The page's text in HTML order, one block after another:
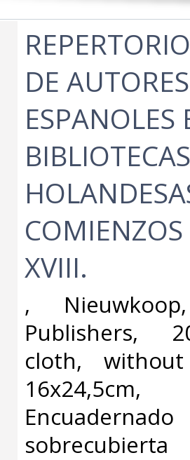
DE AUTORES
ESPANOLES
BIBLIOTECAS
XVIII.‎
‎,
Publishers,
cloth,
sobrecubierta‎